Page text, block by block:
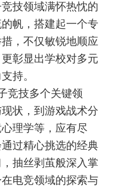
技领域满怀热忱的
帆，搭建起一个专
，不仅敏锐地顺应
彰显出学校对多元
持。
竞技多个关键领
状，到游戏战术分
理学等，应有尽
过精心挑选的经典
抽丝剥茧般深入掌
电竞领域的探索与